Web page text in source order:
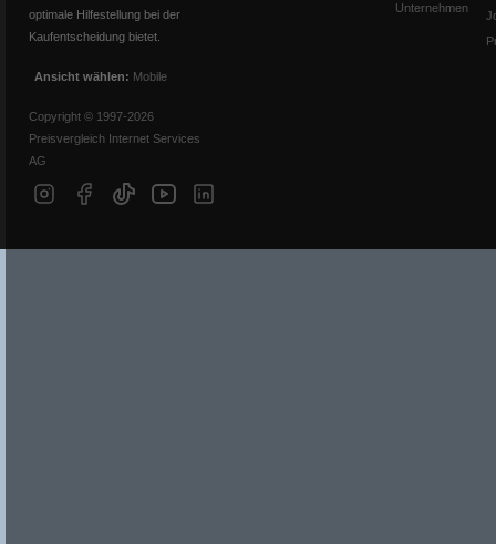
optimale Hilfestellung bei der
Kaufentscheidung bietet.
Ansicht wählen: Mobile
Copyright © 1997-2026
Preisvergleich Internet Services
AG
Unternehmen